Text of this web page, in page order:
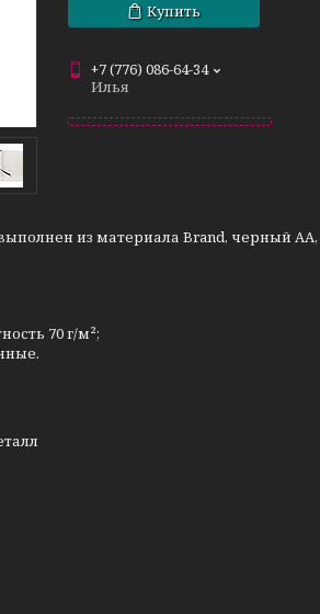
Купить
+7 (776) 086-64-34
Илья
из материала Brand, черный
70 г/м²;